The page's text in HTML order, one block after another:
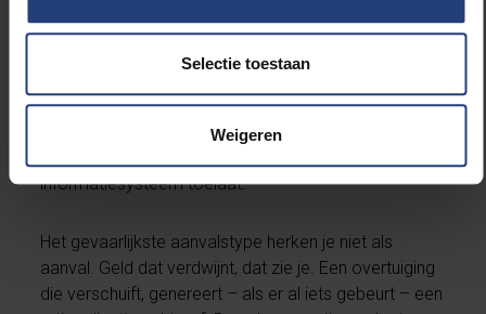
Selectie toestaan
Weigeren
vermindert hun tijd en energie om andere
onderwerpen te verwerken. Dat wordt al ingezet om
nieuwsindustrie te sturen in de richting van
polariserende onderwerpen; vaak dezelfde paar
informatiesysteem toelaat.
Het gevaarlijkste aanvalstype herken je niet als
aanval. Geld dat verdwijnt, dat zie je. Een overtuiging
die verschuift, genereert – als er al iets gebeurt – een